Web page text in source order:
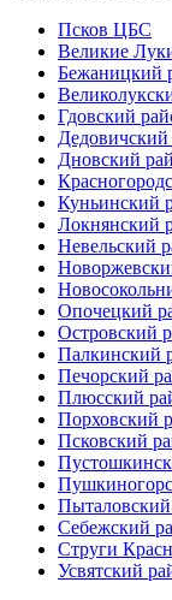
Псков ЦБС
Великие
Бежаницкий
Гдовский
Дедовичский
Дновский
Куньинский
Локнянский
Невельский
Опочецкий
Островский
Палкинский
Печорский
Плюсский
Порховский
Псковский
Себежский
Струги
Усвятский